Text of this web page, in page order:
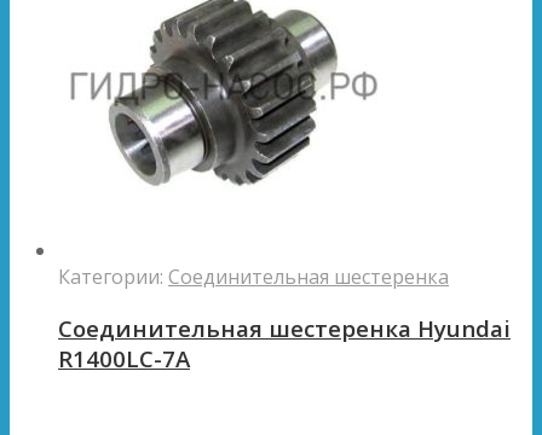
Категории: Соединительная шестеренка
Соединительная шестеренка Hyundai
R1400LC-7A